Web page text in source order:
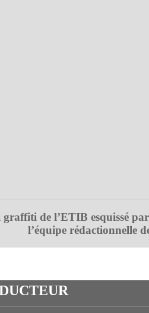
de l’ETIB esquissé
l’équipe rédactionnelle